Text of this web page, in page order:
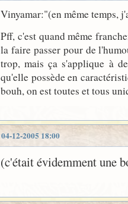
Vinyamar:"(en même temps,
Pff, c'est quand même
la faire passer pour de
trop, mais ça s'applique à
qu'elle possède en
bouh, on est toutes et tous
04-12-2005 18:00
(c'était évidemment une